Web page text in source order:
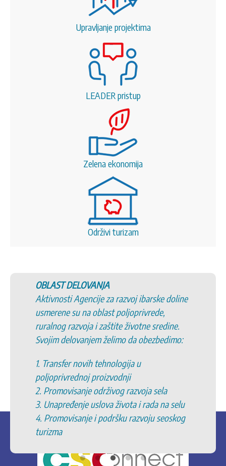
Upravljanje projektima
LEADER pristup
Zelena ekonomija
Održivi turizam
OBLAST DELOVANJA
Aktivnosti Agencije za razvoj ibarske doline
usmerene su na oblast poljoprivrede,
ruralnog razvoja i zaštite životne sredine.
Svojim delovanjem želimo da obezbedimo:
1. Transfer novih tehnologija u
poljoprivrednoj proizvodnji
2. Promovisanje održivog razvoja sela
3. Unapređenje uslova života i rada na selu
4. Promovisanje i podršku razvoju seoskog
turizma